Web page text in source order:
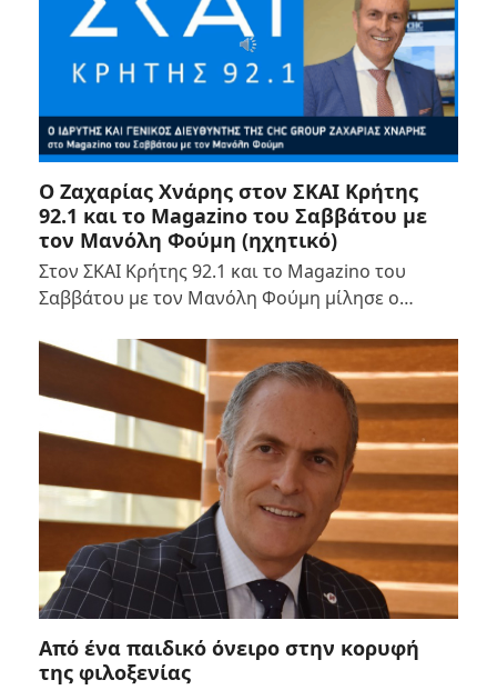
Ο Ζαχαρίας Χνάρης στον ΣΚΑΙ Κρήτης
92.1 και το Magazino του Σαββάτου με
τον Μανόλη Φούμη (ηχητικό)
Στον ΣΚΑΙ Κρήτης 92.1 και το Magazino του
Σαββάτου με τον Μανόλη Φούμη μίλησε ο…
Από ένα παιδικό όνειρο στην κορυφή
της φιλοξενίας